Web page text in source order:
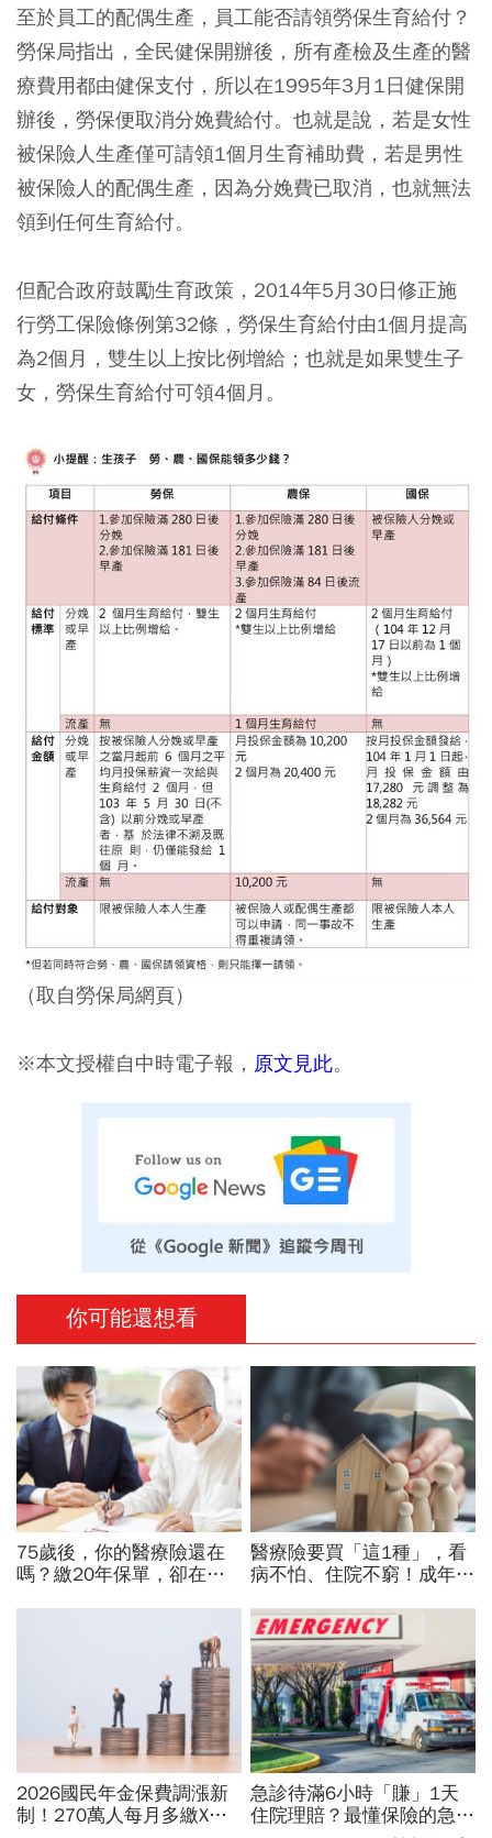
至於員工的配偶生產，員工能否請領勞保生育給付？
勞保局指出，全民健保開辦後，所有產檢及生產的醫
療費用都由健保支付，所以在1995年3月1日健保開
辦後，勞保便取消分娩費給付。也就是說，若是女性
被保險人生產僅可請領1個月生育補助費，若是男性
被保險人的配偶生產，因為分娩費已取消，也就無法
領到任何生育給付。
但配合政府鼓勵生育政策，2014年5月30日修正施
行勞工保險條例第32條，勞保生育給付由1個月提高
為2個月，雙生以上按比例增給；也就是如果雙生子
女，勞保生育給付可領4個月。
（取自勞保局網頁）
※本文授權自中時電子報， 原文見此。
你可能還想看
75歲後，你的醫療險還在
嗎？繳20年保單，卻在最
醫療險要買「這1種」，看
病不怕、住院不窮！成年人
保費鎖住80%風險「省錢配
置法」
2026國民年金保費調漲新
制！270萬人每月多繳X
急診待滿6小時「賺」1天
住院理賠？最懂保險的急診